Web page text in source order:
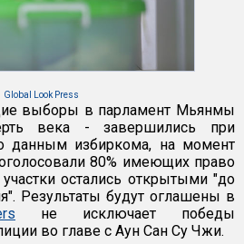
Global Look Press
выборы в парламент Мьянмы
века - завершились при
данным избиркома, на момент
80% имеющих право
остались открытыми "до
Результаты будут оглашены в
не исключает победы
во главе с Аун Сан Су Чжи.